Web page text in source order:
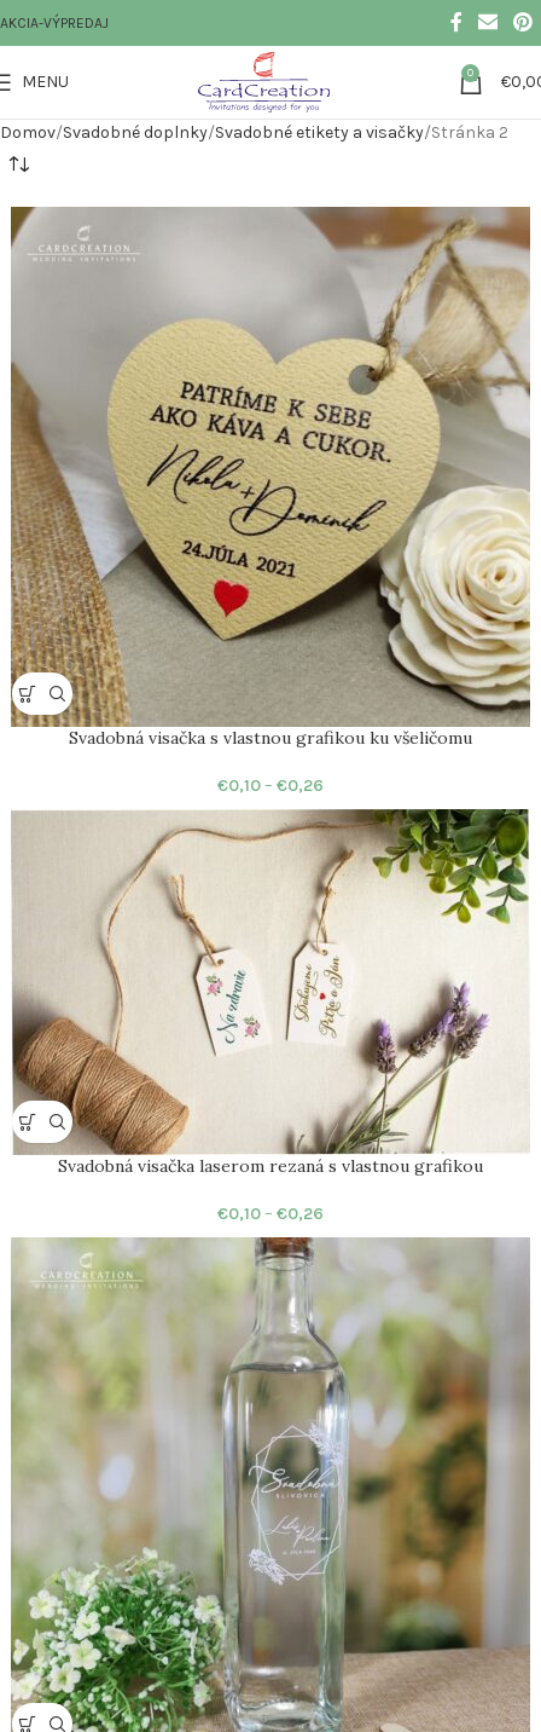
AKCIA-VÝPREDAJ
MENU 0 €
Domov Svadobné doplnky Svadobné etikety a visačky Stránka 2
Svadobná visačka s vlastnou grafikou ku všeličomu
€0,10– €0,26
Svadobná visačka laserom rezaná s vlastnou grafikou
€0,10– €0,26